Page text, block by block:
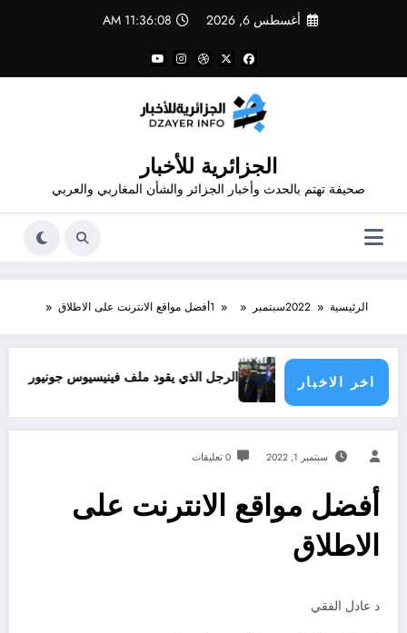
أغسطس 6, 2026 11:36:08 AM
الجزائرية للأخبار
صحيفة تهتم بالحدث وأخبار الجزائر والشأن المغاربي والعربي
الرئيسية 2022سبتمبر 1أفضل مواقع الانترنت على الاطلاق
اخر الاخبار
الدول الأطراف الرجل الذي يقود ملف فينيسيوس جونيور
سبتمبر 1, 2022 0 تعليقات
أفضل مواقع الانترنت على
الاطلاق
د عادل الفقي